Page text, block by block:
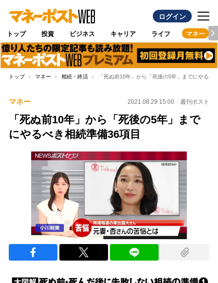
ログイン
トップ 投資 ビジネス キャリア ライフ マネー
トップ マネー 相続・終活 「死ぬ前10年」から「死後の5年」までにやるべ
マネー 2021.08.29 15:00 週刊ポスト
「死ぬ前10年」から「死後の5年」まで
にやるべき相続準備36項目